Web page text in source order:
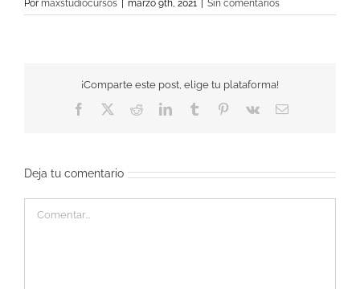
Por maxstudiocursos marzo 9th, 2021 Sin comentarios
¡Comparte este post, elige tu plataforma!
Facebook RedditLinkedInTumblr Pinterest
Vk
Correo
Deja tu comentario